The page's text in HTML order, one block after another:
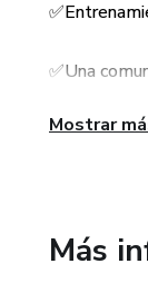
✅Una
Mostrar
Más